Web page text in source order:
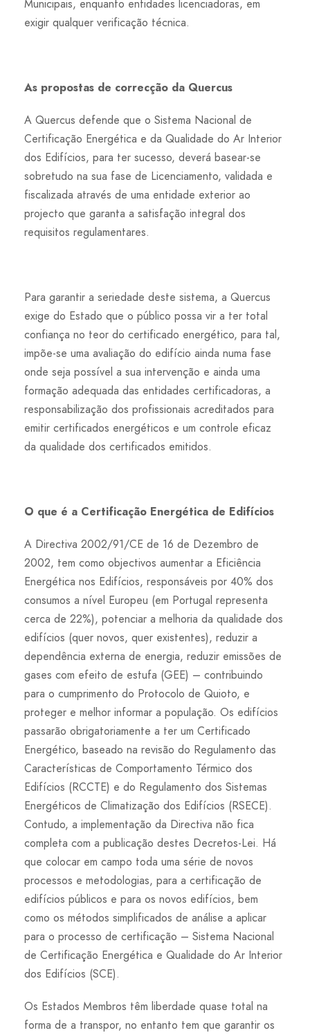
Municipais, enquanto entidades licenciadoras, em
exigir qualquer verificação técnica.
As propostas de correcção da Quercus
A Quercus defende que o Sistema Nacional de
Certificação Energética e da Qualidade do Ar Interior
dos Edifícios, para ter sucesso, deverá basear-se
sobretudo na sua fase de Licenciamento, validada e
fiscalizada através de uma entidade exterior ao
projecto que garanta a satisfação integral dos
requisitos regulamentares.
Para garantir a seriedade deste sistema, a Quercus
exige do Estado que o público possa vir a ter total
confiança no teor do certificado energético, para tal,
impõe-se uma avaliação do edifício ainda numa fase
onde seja possível a sua intervenção e ainda uma
formação adequada das entidades certificadoras, a
responsabilização dos profissionais acreditados para
emitir certificados energéticos e um controle eficaz
da qualidade dos certificados emitidos.
O que é a Certificação Energética de Edifícios
A Directiva 2002/91/CE de 16 de Dezembro de
2002, tem como objectivos aumentar a Eficiência
Energética nos Edifícios, responsáveis por 40% dos
consumos a nível Europeu (em Portugal representa
cerca de 22%), potenciar a melhoria da qualidade dos
edifícios (quer novos, quer existentes), reduzir a
dependência externa de energia, reduzir emissões de
gases com efeito de estufa (GEE) – contribuindo
para o cumprimento do Protocolo de Quioto, e
proteger e melhor informar a população. Os edifícios
passarão obrigatoriamente a ter um Certificado
Energético, baseado na revisão do Regulamento das
Características de Comportamento Térmico dos
Edifícios (RCCTE) e do Regulamento dos Sistemas
Energéticos de Climatização dos Edifícios (RSECE).
Contudo, a implementação da Directiva não fica
completa com a publicação destes Decretos-Lei. Há
que colocar em campo toda uma série de novos
processos e metodologias, para a certificação de
edifícios públicos e para os novos edifícios, bem
como os métodos simplificados de análise a aplicar
para o processo de certificação – Sistema Nacional
de Certificação Energética e Qualidade do Ar Interior
dos Edifícios (SCE).
Os Estados Membros têm liberdade quase total na
forma de a transpor, no entanto tem que garantir os